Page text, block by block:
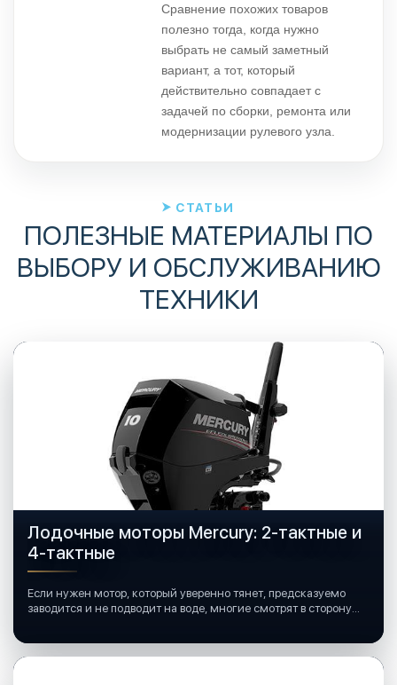
Сравнение похожих товаров
полезно тогда, когда нужно
выбрать не самый заметный
вариант, а тот, который
действительно совпадает с
задачей по сборки, ремонта или
модернизации рулевого узла.
СТАТЬИ
ПОЛЕЗНЫЕ МАТЕРИАЛЫ ПО
ВЫБОРУ И ОБСЛУЖИВАНИЮ
ТЕХНИКИ
Лодочные моторы Mercury: 2-тактные и
4-тактные
Если нужен мотор, который уверенно тянет, предсказуемо
заводится и не подводит на воде, многие смотрят в сторону